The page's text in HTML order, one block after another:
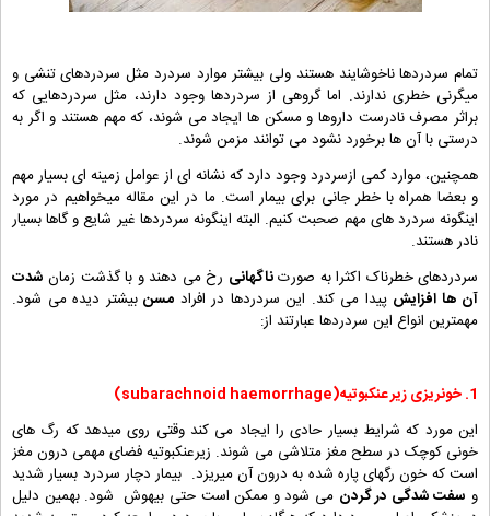
تمام سردردها ناخوشایند هستند ولی بیشتر موارد سردرد مثل سردردهای تنشی و
میگرنی خطری ندارند. اما گروهی از سردردها وجود دارند، مثل سردردهایی که
براثر مصرف نادرست داروها و مسکن ها ایجاد می شوند، که مهم هستند و اگر به
درستی با آن ها برخورد نشود می توانند مزمن شوند.
همچنین، موارد کمی ازسردرد وجود دارد که نشانه ای از عوامل زمینه ای بسیار مهم
و بعضا همراه با خطر جانی برای بیمار است. ما در این مقاله میخواهیم در مورد
اینگونه سردرد های مهم صحبت کنیم. البته اینگونه سردردها غیر شایع و گاها بسیار
نادر هستند.
سردردهای خطرناک اکثرا به صورتناگهانی رخ می دهند و با گذشت زمان شدت
آن ها افزایش پیدا می کند. این سردردها در افراد مسن بیشتر دیده می شود.
مهمترین انواع این سردردها عبارتند از:
1. خونریزیزیر عنکبوتیه(subarachnoid haemorrhage)
این مورد که شرایط بسیار حادی را ایجاد می کند وقتی روی میدهد که رگ های
خونی کوچک در سطح مغز متلاشی می شوند. زیرعنکبوتیه فضای مهمی درون مغز
است که خون رگهای پاره شده به درون آن میریزد. بیمار دچار سردرد بسیار شدید
و سفت شدگی در گردن می شود و ممکن است حتی بیهوش شود. بهمین دلیل